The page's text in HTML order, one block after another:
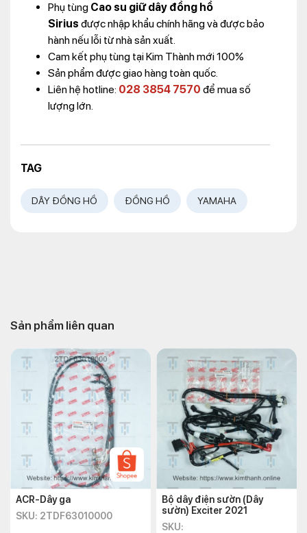
Phụ tùng Cao su giữ dây đồng hồ
Sirius được nhập khẩu chính hãng và được bảo
hành nếu lỗi từ nhà sản xuất.
Cam kết phụ tùng tại Kim Thành mới 100%
Sản phẩm được giao hàng toàn quốc.
Liên hệ hotline: 028 3854 7570 để mua số
lượng lớn.
TAG
DÂY ĐỒNG HỒ ĐỒNG HỒ YAMAHA
Sản phẩm liên quan
ACR-Dây ga
SKU: 2TDF63010000
Bộ dây điện sườn (Dây
sườn) Exciter 2021
SKU: